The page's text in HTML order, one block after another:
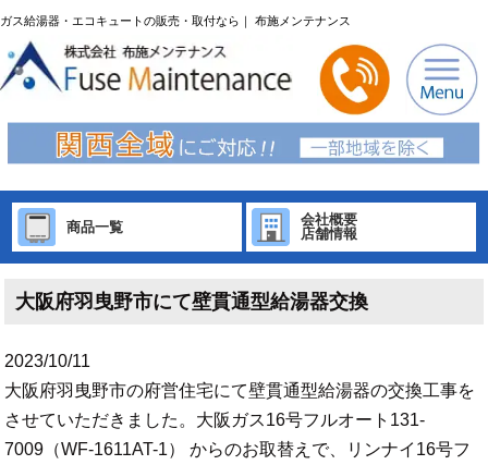
ガス給湯器・エコキュートの販売・取付なら｜ 布施メンテナンス
商品一覧
会社概要
店舗情報
大阪府羽曳野市にて壁貫通型給湯器交換
2023/10/11
大阪府羽曳野市の府営住宅にて壁貫通型給湯器の交換工事を
させていただきました。大阪ガス16号フルオート131-
7009（WF-1611AT-1） からのお取替えで、リンナイ16号フ